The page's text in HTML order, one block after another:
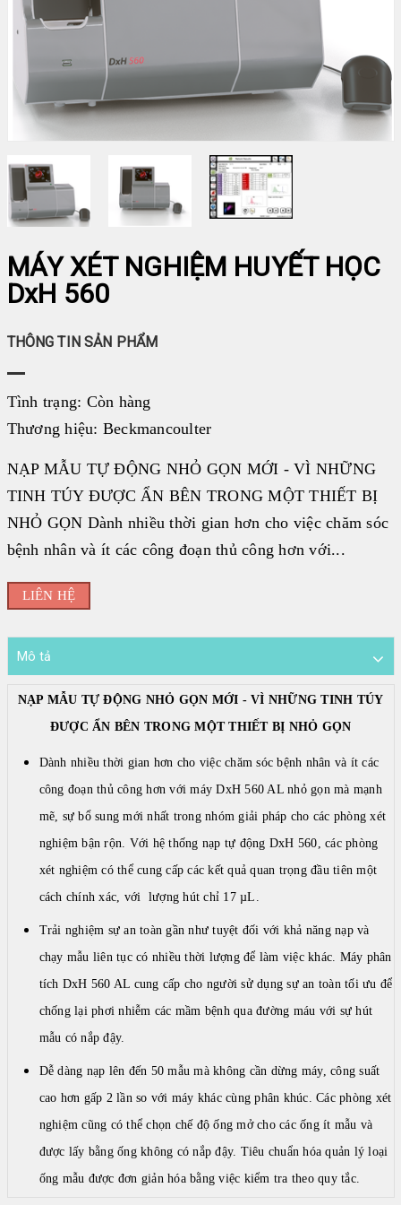
♦ SFRI
♦ DIAPRO
♦ FAN
♦ ARKRAY
MIỄN DỊCH
SINH HÓA
HÓA CHẤT
NHÓM MÁU
ĐÔNG MÁU
THIẾT BỊ KHÁC
TEST NHANH
Đối tác
BECKMAN COULTER
FUJIREBIO
FAN
|
STRECK
|
ERBALACHEMA
|
SIFIN
SFRI
DIAPRO
ABBOTT
ARKRAY
MÁY XÉT NGHIỆM HUYẾT HỌC
DxH 560
THÔNG TIN SẢN PHẨM
Tình trạng: Còn hàng
Thương hiệu: Beckmancoulter
NẠP MẪU TỰ ĐỘNG NHỎ GỌN MỚI - VÌ NHỮNG
TINH TÚY ĐƯỢC ẨN BÊN TRONG MỘT THIẾT BỊ
NHỎ GỌN Dành nhiều thời gian hơn cho việc chăm sóc
bệnh nhân và ít các công đoạn thủ công hơn với...
LIÊN HỆ
Mô tả
NẠP MẪU TỰ ĐỘNG NHỎ GỌN MỚI - VÌ NHỮNG TINH TÚY
ĐƯỢC ẨN BÊN TRONG MỘT THIẾT BỊ NHỎ GỌN
Dành nhiều thời gian hơn cho việc chăm sóc bệnh nhân và ít các
công đoạn thủ công hơn với máy DxH 560 AL nhỏ gọn mà mạnh
mẽ, sự bổ sung mới nhất trong nhóm giải pháp cho các phòng xét
nghiệm bận rộn. Với hệ thống nạp tự động DxH 560, các phòng
xét nghiệm có thể cung cấp các kết quả quan trọng đầu tiên một
cách chính xác, với lượng hút chỉ 17 µL.
Trải nghiệm sự an toàn gần như tuyệt đối với khả năng nạp và
chạy mẫu liên tục có nhiều thời lượng để làm việc khác. Máy phân
tích DxH 560 AL cung cấp cho người sử dụng sự an toàn tối ưu để
chống lại phơi nhiễm các mầm bệnh qua đường máu với sự hút
mẫu có nắp đậy.
Dễ dàng nạp lên đến 50 mẫu mà không cần dừng máy, công suất
cao hơn gấp 2 lần so với máy khác cùng phân khúc. Các phòng xét
nghiệm cũng có thể chọn chế độ ống mở cho các ống ít mẫu và
được lấy bằng ống không có nắp đậy. Tiêu chuẩn hóa quản lý loại
ống mẫu được đơn giản hóa bằng việc kiểm tra theo quy tắc.